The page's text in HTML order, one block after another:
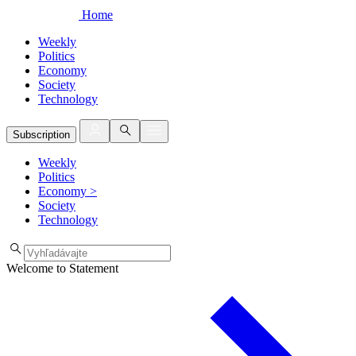
Home
Weekly
Politics
Economy
Society
Technology
Subscription
Weekly
Politics
Economy >
Society
Technology
Welcome to Statement